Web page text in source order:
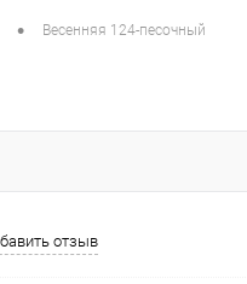
• Весенняя 124-песочный
отзыв